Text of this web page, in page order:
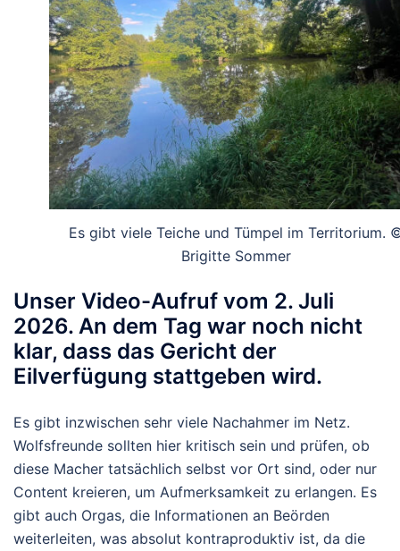
Es gibt viele Teiche und Tümpel im Territorium.
Brigitte Sommer
Unser Video-Aufruf vom 2. Juli
2026. An dem Tag war noch nicht
klar, dass das Gericht der
Eilverfügung stattgeben wird.
Es gibt inzwischen sehr viele Nachahmer im Netz.
Wolfsfreunde sollten hier kritisch sein und prüfen, ob
diese Macher tatsächlich selbst vor Ort sind, oder nur
Content kreieren, um Aufmerksamkeit zu erlangen. Es
gibt auch Orgas, die Informationen an Beörden
weiterleiten, was absolut kontraproduktiv ist, da die